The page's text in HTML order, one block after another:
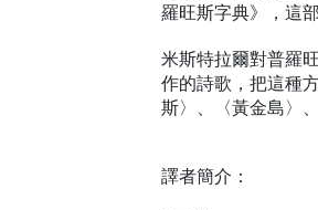
羅旺斯字典》，這
米斯特拉爾對普羅
作的詩歌，把這種
斯〉、〈黃金島〉
譯者簡介：